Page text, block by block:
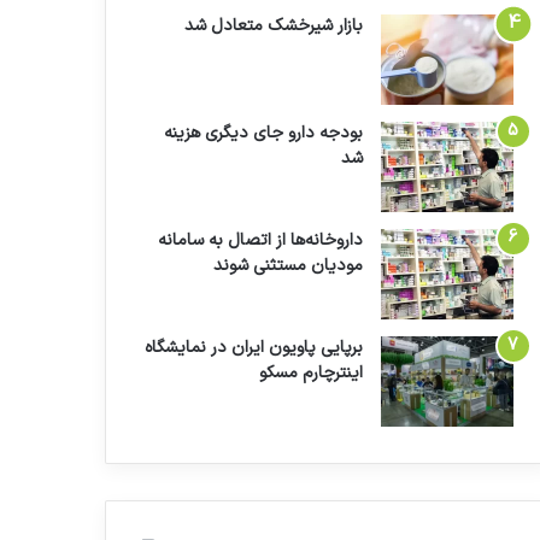
بازار شیرخشک متعادل شد
بودجه دارو جای دیگری هزینه
شد
داروخانه‌ها از اتصال به سامانه
مودیان مستثنی شوند
برپایی پاویون ایران در نمایشگاه
اینترچارم مسکو